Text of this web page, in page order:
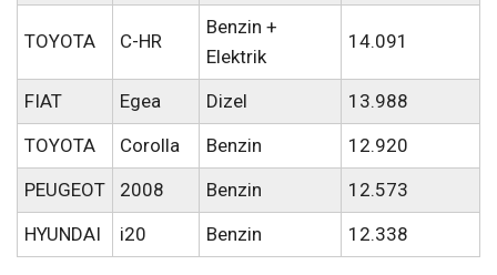
TOYOTA C-HR
Benzin +
Elektrik
14.091
FIAT Egea Dizel
13.988
TOYOTA
Corolla Benzin
12.920
PEUGEOT
2008 Benzin
12.573
HYUNDAI
i20 Benzin 12.338